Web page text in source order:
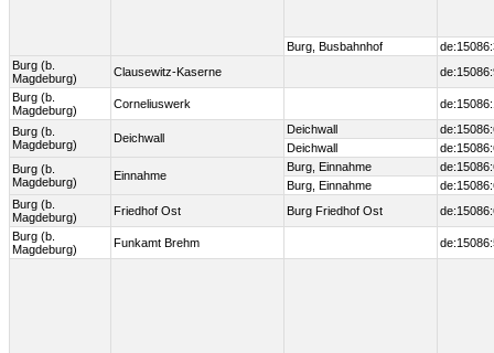
Burg, Busbahnhof
Burg (b.
Magdeburg)
Clausewitz-Kaserne
Burg (b.
Magdeburg)
Corneliuswerk
Burg (b.
Magdeburg)
Deichwall
Deichwall
Deichwall
Burg (b.
Magdeburg)
Einnahme
Burg, Einnahme
Burg, Einnahme
Burg (b.
Magdeburg)
Friedhof Ost Burg Friedhof Ost
Burg (b.
Magdeburg)
Funkamt Brehm